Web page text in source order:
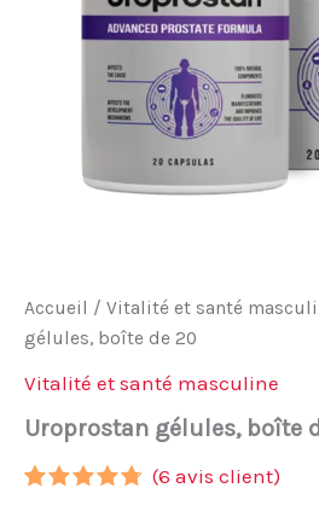
Accueil / Vitalité et santé
gélules, boîte de 20
Vitalité et santé masculine
Uroprostan gélules, boîte
(6 avis client)